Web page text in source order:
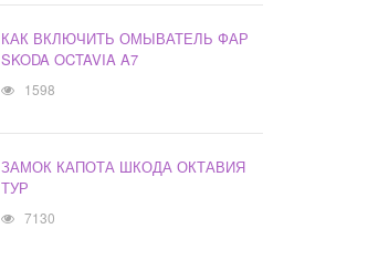
КАК ВКЛЮЧИТЬ ОМЫВАТЕЛЬ ФАР
SKODA OCTAVIA A7
1598
ЗАМОК КАПОТА ШКОДА ОКТАВИЯ
ТУР
7130